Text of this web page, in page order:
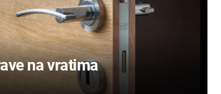
na vratima